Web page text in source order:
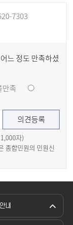
7303
느 정도 만족하셨
만족
자)
종합민원의 민원신
내